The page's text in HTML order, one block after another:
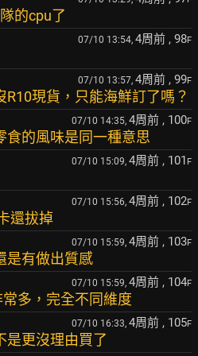
的cpu了
07/10 13:54, 4周前 , 98F
07/10 13:57, 4周前 , 99F
現貨，只能海鮮訂了嗎？
07/10 14:35, 4周前 , 100F
食的風味是同一種意思
07/10 15:09, 4周前 , 101 F
07/10 15:56, 4周前 , 102F
還拔掉
07/10 15:59, 4周前 , 103F
是有做出質感
07/10 15:59, 4周前 , 104F
多，完全不同維度
07/10 16:33, 4周前 , 105F
是更沒理由買了